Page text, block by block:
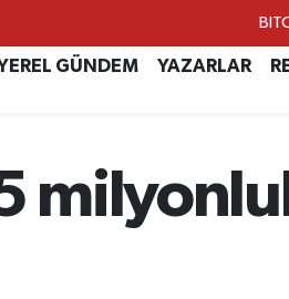
GÜNDEM YAZARLAR